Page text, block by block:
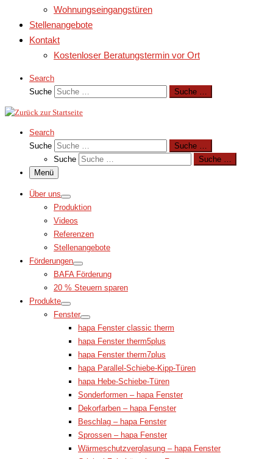
Wohnungseingangstüren
Stellenangebote
Kontakt
Kostenloser Beratungstermin vor Ort
Search
Suche
Suche …
Search
Suche
Suche …
Suche
Suche …
Menü
Über uns
Produktion
Videos
Referenzen
Stellenangebote
Förderungen
BAFA Förderung
20 % Steuern sparen
Produkte
Fenster
hapa Fenster classic therm
hapa Fenster therm5plus
hapa Fenster therm7plus
hapa Parallel-Schiebe-Kipp-Türen
hapa Hebe-Schiebe-Türen
Sonderformen – hapa Fenster
Dekorfarben – hapa Fenster
Beschlag – hapa Fenster
Sprossen – hapa Fenster
Wärmeschutzverglasung – hapa Fenster